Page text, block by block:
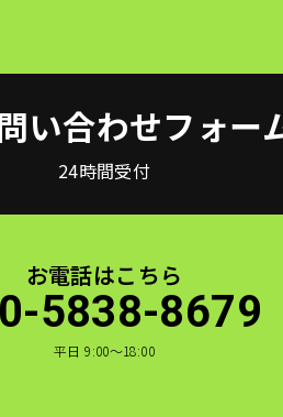
い合わせフォー
24時間受付
お電話はこちら
5838-8679
平日 9:00〜18:00